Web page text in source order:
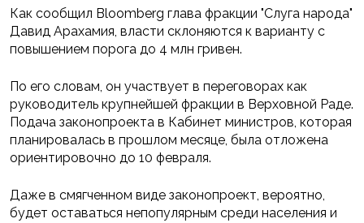
Как сообщил Bloomberg глава фракции "Слуга народа"
Давид Арахамия, власти склоняются к варианту с
повышением порога до 4 млн гривен.
По его словам, он участвует в переговорах как
руководитель крупнейшей фракции в Верховной Раде.
Подача законопроекта в Кабинет министров, которая
планировалась в прошлом месяце, была отложена
ориентировочно до 10 февраля.
Даже в смягченном виде законопроект, вероятно,
будет оставаться непопулярным среди населения и